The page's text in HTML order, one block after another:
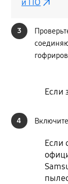
3
Если
4
Если